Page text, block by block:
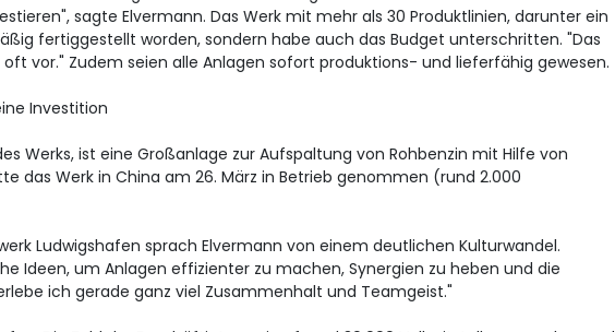
sagte Elvermann. Das Werk mit mehr als 30 Produktlinien, darunter ein
fertiggestellt worden, sondern habe auch das Budget unterschritten. "Das
vor." Zudem seien alle Anlagen sofort produktions- und lieferfähig gewesen.
Investition
Werks, ist eine Großanlage zur Aufspaltung von Rohbenzin mit Hilfe von
das Werk in China am 26. März in Betrieb genommen (rund 2.000
Ludwigshafen sprach Elvermann von einem deutlichen Kulturwandel.
Ideen, um Anlagen effizienter zu machen, Synergien zu heben und die
ich gerade ganz viel Zusammenhalt und Teamgeist."